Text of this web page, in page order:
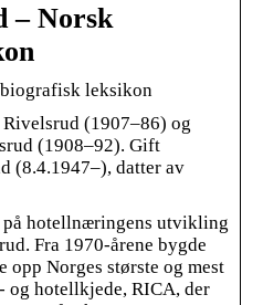
– Norsk
leksikon
(1907–86) og
(1908–92). Gift
(8.4.1947–), datter av
på hotellnæringens utvikling
Fra 1970-årene bygde
opp Norges største og mest
og hotellkjede, RICA, der